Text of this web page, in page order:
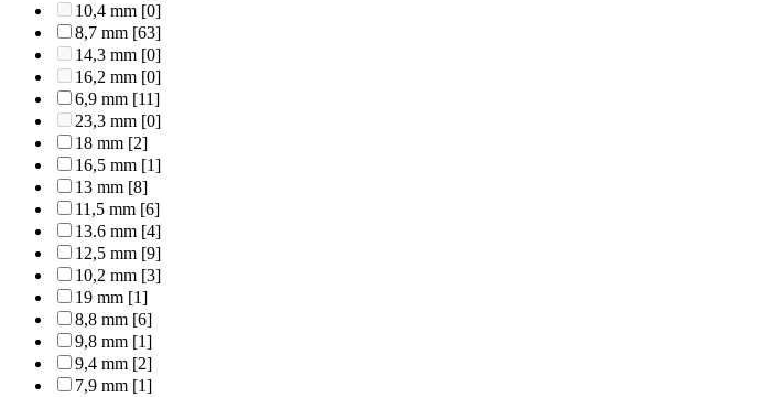
10,4 mm [0]
8,7 mm [63]
14,3 mm [0]
16,2 mm [0]
6,9 mm [11]
23,3 mm [0]
18 mm [2]
16,5 mm [1]
13 mm [8]
11,5 mm [6]
13.6 mm [4]
12,5 mm [9]
10,2 mm [3]
19 mm [1]
8,8 mm [6]
9,8 mm [1]
9,4 mm [2]
7,9 mm [1]